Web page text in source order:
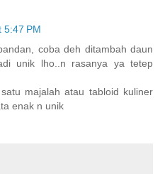
5:47 PM
coba deh ditambah daun
unik lho..n rasanya ya tetep
majalah atau tabloid kuliner
enak n unik